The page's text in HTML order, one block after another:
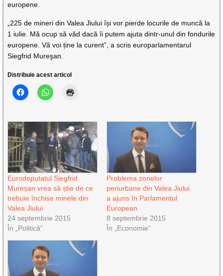
europene.
„225 de mineri din Valea Jiului își vor pierde locurile de muncă la
1 iulie. Mă ocup să văd dacă îi putem ajuta dintr-unul din fondurile
europene. Vă voi ține la curent”, a scris europarlamentarul
Siegfrid Mureşan.
Distribuie acest articol
Eurodeputatul Siegfrid
Mureșan vrea să știe de ce
trebuie închise minele din
Valea Jiului
24 septembrie 2015
În „Politică”
Problema zonelor
periurbane din Valea Jiului
a ajuns în Parlamentul
European
8 septembrie 2015
În „Economie”